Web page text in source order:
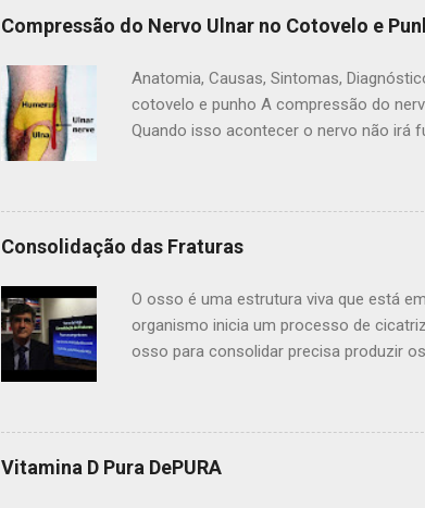
Compressão do Nervo Ulnar no Cotovelo e
Anatomia, Causas, Sintomas,
cotovelo e punho A compressão do
Quando isso acontecer o nervo não irá
por um túnel na parte interna do
pele. Além do cotovelo, o nervo passa
da palma da mão com o dedo
maioria dos pequenos músculos na
Consolidação das Fraturas
O osso é uma estrutura viva que está
organismo inicia um processo de
osso para consolidar precisa produzir
consolidação óssea: o osso para
outros, O papel do ortopedista é
colocar o osso no lugar e colocar o
Vitamina D Pura DePURA